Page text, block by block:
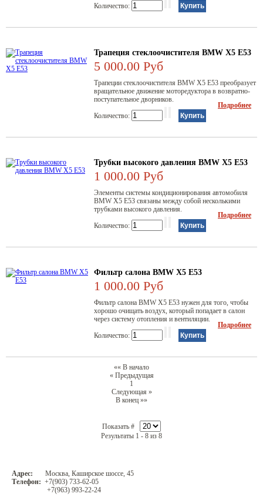
Количество:
Трапеция стеклоочистителя BMW X5 E53
5 000.00 Руб
Трапеции стеклоочистителя BMW Х5 Е53 преобразует
вращательное движение моторедуктора в возвратно-
поступательное дворников.
Подробнее
Количество:
Трубки высокого давления BMW X5 E53
1 000.00 Руб
Элементы системы кондиционирования автомобиля
BMW Х5 Е53 связаны между собой несколькими
трубками высокого давления.
Подробнее
Количество:
Фильтр салона BMW X5 E53
1 000.00 Руб
Фильтр салона BMW Х5 Е53 нужен для того, чтобы
хорошо очищать воздух, который попадает в салон
через систему отопления и вентиляции.
Подробнее
Количество:
«« В начало
« Предыдущая
1
Следующая »
В конец »»
Показать #
Результаты 1 - 8 из 8
Адрес: Москва, Каширское шоссе, 45
Телефон: +7(903) 733-62-05
+7(963) 993-22-24